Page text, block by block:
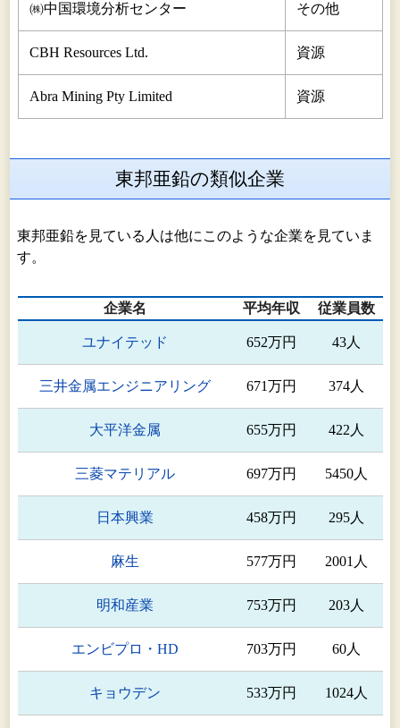
㈱中国環境分析センター その他
CBH Resources Ltd. 資源
Abra Mining Pty Limited 資源
東邦亜鉛の類似企業
東邦亜鉛を見ている人は他にこのような企業を見ていま
す。
企業名 平均年収 従業員数
ユナイテッド 652万円 43人
三井金属エンジニアリング 671万円 374人
大平洋金属 655万円 422人
三菱マテリアル 697万円 5450人
日本興業 458万円 295人
麻生 577万円 2001人
明和産業 753万円 203人
エンビプロ・HD 703万円 60人
キョウデン 533万円 1024人